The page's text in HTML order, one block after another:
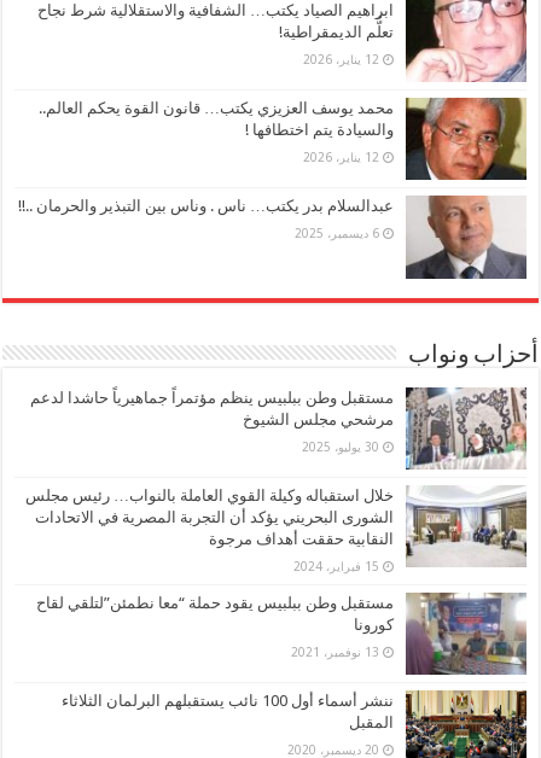
ابراهيم الصياد يكتب… الشفافية والاستقلالية شرط نجاح
تعلُّم الديمقراطية!
12 يناير، 2026
محمد يوسف العزيزي يكتب… قانون القوة يحكم العالم..
والسيادة يتم اختطافها !
12 يناير، 2026
عبدالسلام بدر يكتب… ناس . وناس بين التبذير والحرمان ..!!
6 ديسمبر، 2025
أحزاب ونواب
مستقبل وطن ببلبيس ينظم مؤتمراً جماهيرياً حاشدا لدعم
مرشحي مجلس الشيوخ
30 يوليو، 2025
خلال استقباله وكيلة القوي العاملة بالنواب… رئيس مجلس
الشورى البحريني يؤكد أن التجربة المصرية في الاتحادات
النقابية حققت أهداف مرجوة
15 فبراير، 2024
مستقبل وطن ببلبيس يقود حملة “معا نطمئن”لتلقي لقاح
كورونا
13 نوفمبر، 2021
ننشر أسماء أول 100 نائب يستقبلهم البرلمان الثلاثاء
المقبل
20 ديسمبر، 2020